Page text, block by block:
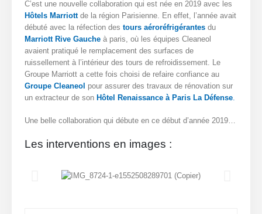
C’est une nouvelle collaboration qui est née en 2019 avec les
Hôtels Marriott de la région Parisienne. En effet, l’année avait
débuté avec la réfection destours aéroréfrigérantes du
Marriott Rive Gauche à paris, où les équipes Cleaneol
avaient pratiqué le remplacement des surfaces de
ruissellement à l’intérieur des tours de refroidissement. Le
Groupe Marriott a cette fois choisi de refaire confiance au
Groupe Cleaneol pour assurer des travaux de rénovation sur
un extracteur de son Hôtel Renaissance à Paris La Défense.
Une belle collaboration qui débute en ce début d’année 2019…
Les interventions en images :